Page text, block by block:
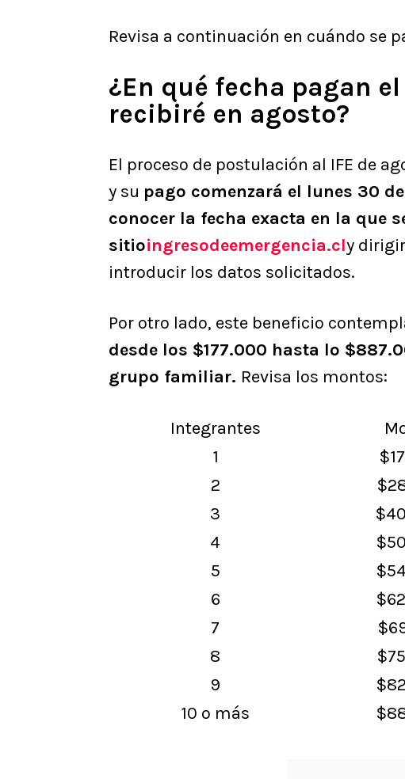
Revisa a continuación en cuándo se
¿En qué fecha pagan
recibiré en agosto?
El proceso de postulación al IFE de
y su pago comenzará el lunes 30
conocer la fecha exacta en la que
sitioingresodeemergencia.cly
introducir los datos solicitados.
Por otro lado, este beneficio
desde los $177.000 hasta lo
grupo familiar. Revisa los montos:
Integrantes
1
2
3
4
5
6
7
8
9
10 o más